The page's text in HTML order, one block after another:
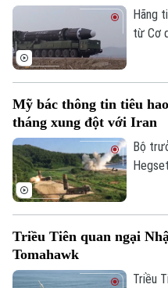
Chuyên mục
Thời sự
Chính trị
Hà Nội
Nhịp sống Hà Nội
Thế giới
đồng
Hãng
từ Cơ
trăm
hoạt
ra
Mỹ bác thông tin tiêu
tháng xung đột với Iran
Bộ
đầy
Triều Tiên quan ngại
Tomahawk
Triều